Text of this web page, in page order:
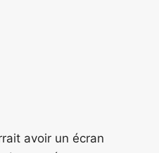
avoir un écran